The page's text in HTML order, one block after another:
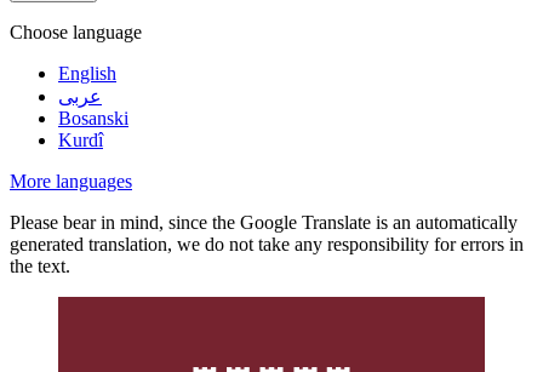
Choose language
English
عربى
Bosanski
Kurdî
More languages
Please bear in mind, since the Google Translate is an automatically
generated translation, we do not take any responsibility for errors in
the text.